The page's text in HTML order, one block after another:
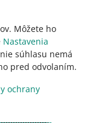
Môžete ho
Nastavenia
súhlasu nemá
pred odvolaním.
ochrany